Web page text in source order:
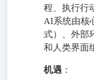
程、执行行
AI系统由核
式）、外部
和人类界面
机遇 ：